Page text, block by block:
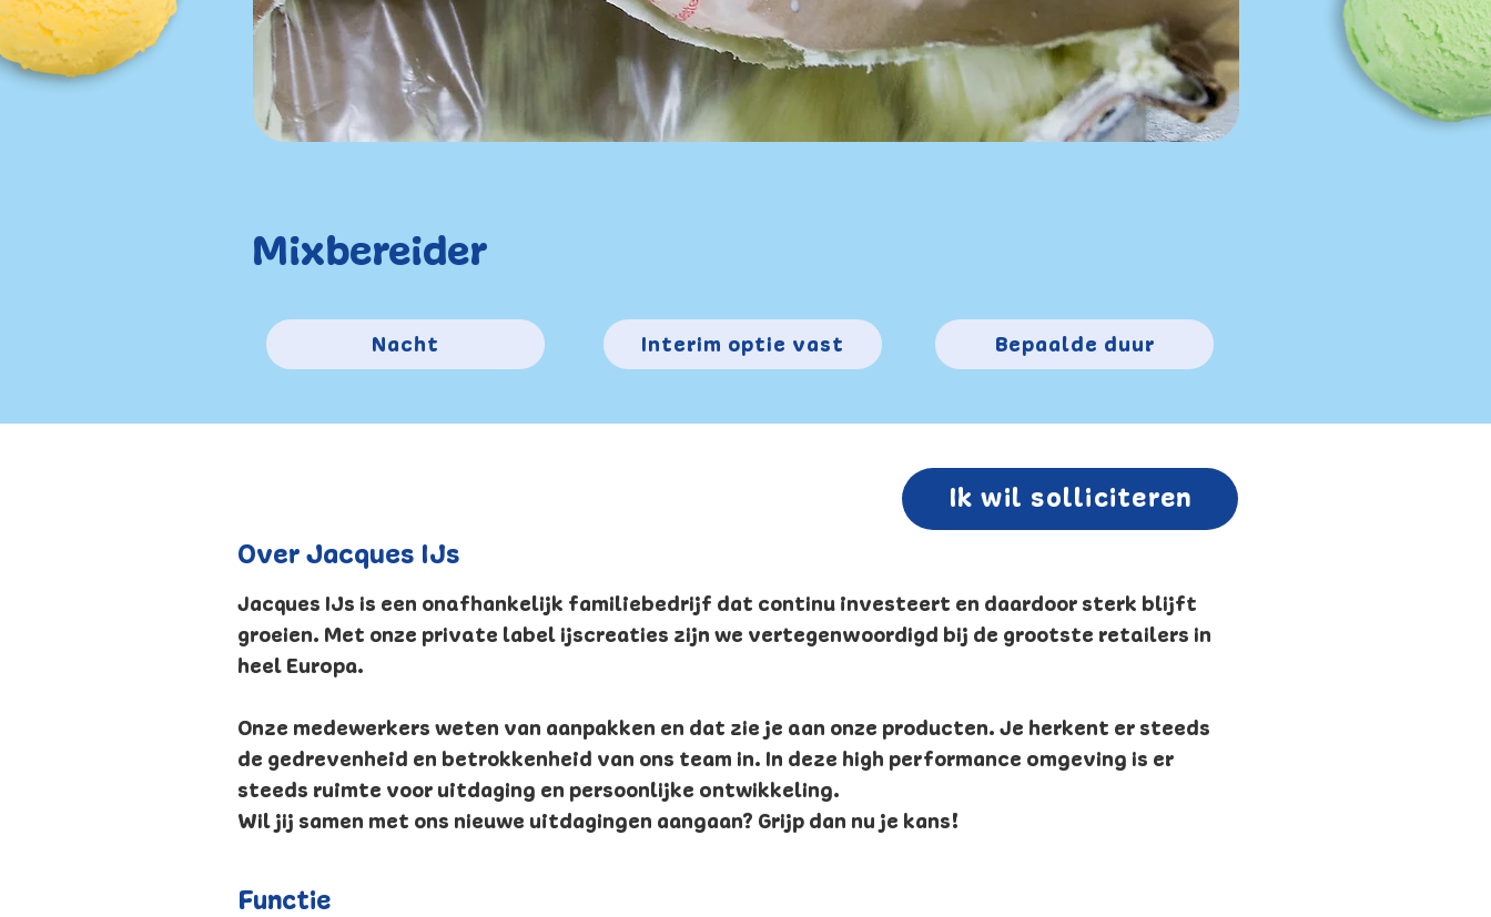
Mixbereider
Nacht Interim optie vast Bepaalde duur
Ik wil solliciteren
Over Jacques IJs
Jacques IJs is een onafhankelijk familiebedrijf dat continu investeert en daardoor sterk blijft
groeien. Met onze private label ijscreaties zijn we vertegenwoordigd bij de grootste retailers in
heel Europa.
Onze medewerkers weten van aanpakken en dat zie je aan onze producten. Je herkent er steeds
de gedrevenheid en betrokkenheid van ons team in. In deze high performance omgeving is er
steeds ruimte voor uitdaging en persoonlijke ontwikkeling.
Wil jij samen met ons nieuwe uitdagingen aangaan? Grijp dan nu je kans!
Functie